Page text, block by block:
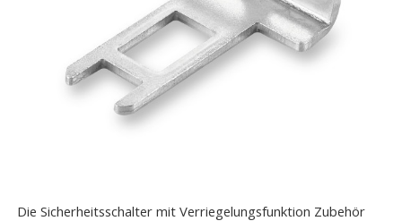
Die Sicherheitsschalter mit Verriegelungsfunktion Zubehör